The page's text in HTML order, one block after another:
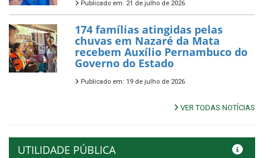
Publicado em: 21 de julho de 2026
174 famílias atingidas pelas
chuvas em Nazaré da Mata
recebem Auxílio Pernambuco do
Governo do Estado
Publicado em: 19 de julho de 2026
VER TODAS NOTÍCIAS
UTILIDADE PÚBLICA